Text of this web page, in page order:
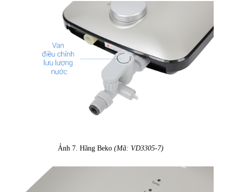
Ảnh 7. Hãng Beko (Mã: VD3305-7)